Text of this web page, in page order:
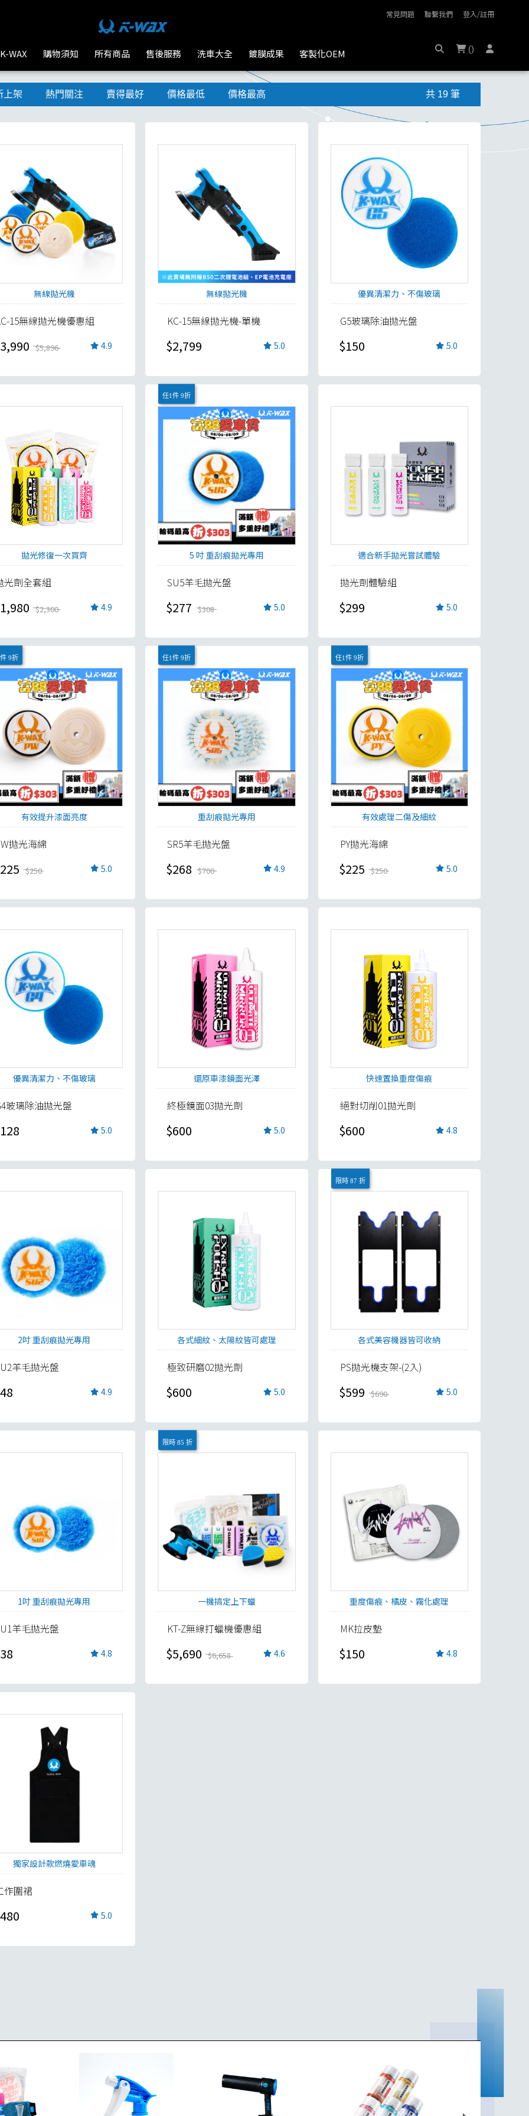
常見問題 聯繫我們 登入/註冊
()
WAX 購物須知 所有商品 售後服務 洗車大全 鍍膜成果 客製化OEM
上架 熱門關注 賣得最好 價格最低 價格最高 共 19 筆
無線拋光機
15無線拋光機優惠組
$5,896 4.9
無線拋光機
KC-15無線拋光機-單機
$2,799 5.0
優異清潔力、不傷玻璃
G5玻璃除油拋光盤
$150 5.0
拋光修復一次買齊
光劑全套組
$2,300 4.9
任1件 9折
5 吋 重刮痕拋光專用
SU5羊毛拋光盤
$277 $308 5.0
適合新手拋光嘗試體驗
拋光劑體驗組
$299 5.0
9折
有效提升漆面亮度
拋光海綿
$250 5.0
任1件 9折
重刮痕拋光專用
SR5羊毛拋光盤
$268 $700 4.9
任1件 9折
有效處理二傷及細紋
PY拋光海綿
$225 $250 5.0
優異清潔力、不傷玻璃
玻璃除油拋光盤
5.0
還原車漆鏡面光澤
終極鏡面03拋光劑
$600 5.0
快速置換重度傷痕
絕對切削01拋光劑
$600 4.8
2吋 重刮痕拋光專用
羊毛拋光盤
4.9
各式細紋、太陽紋皆可處理
極致研磨02拋光劑
$600 5.0
限時 87 折
各式美容機器皆可收納
PS拋光機支架-(2入)
$599 $690 5.0
1吋 重刮痕拋光專用
羊毛拋光盤
4.8
限時 85 折
一機搞定上下蠟
KT-Z無線打蠟機優惠組
$5,690 $6,658 4.6
重度傷痕、橘皮、霧化處理
MK拉皮墊
$150 4.8
獨家設計款燃燒愛車魂
作圍裙
5.0